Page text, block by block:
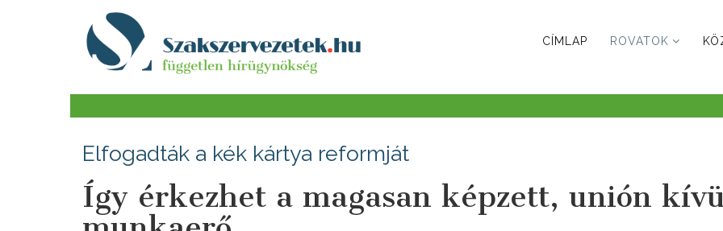
CÍMLAP ROVATOK
Elfogadták a kék kártya reformját
Így érkezhet a magasan képzett, unión